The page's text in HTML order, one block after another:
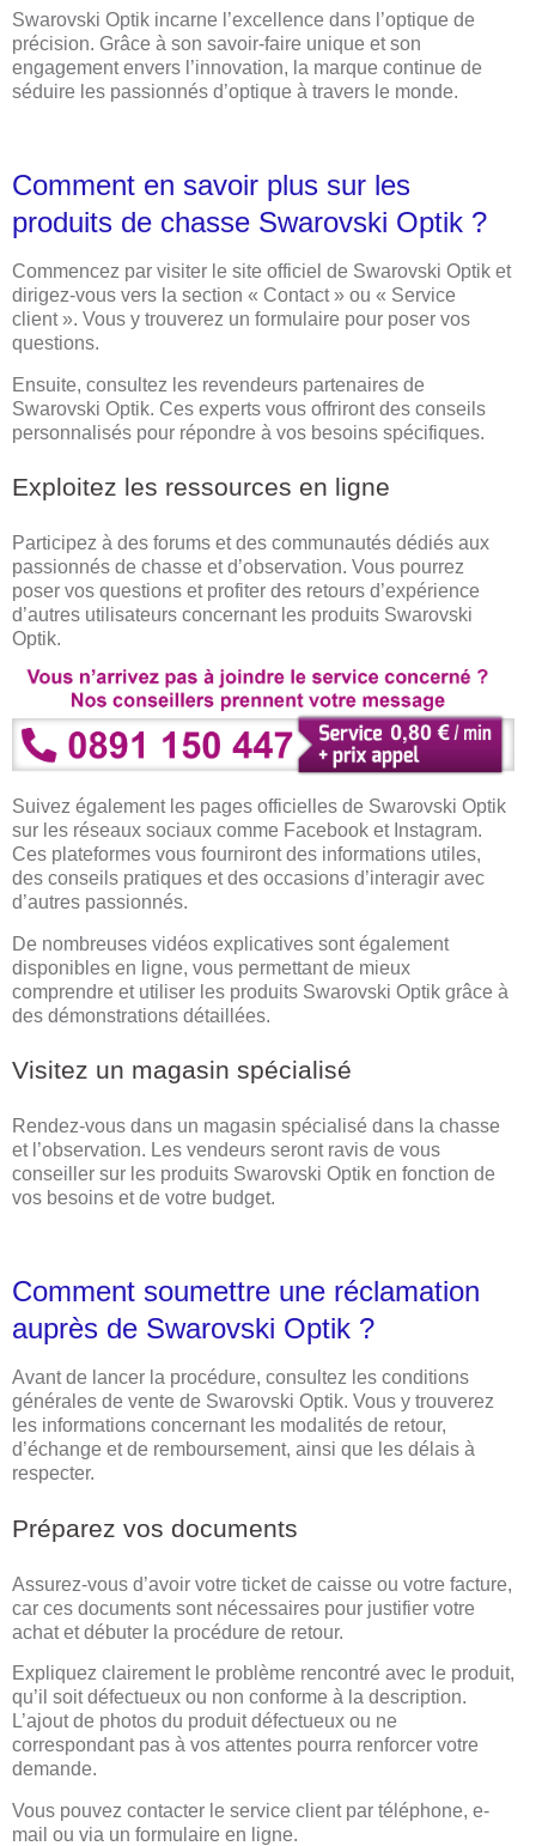
Swarovski Optik incarne l’excellence dans l’optique de
précision. Grâce à son savoir-faire unique et son
engagement envers l’innovation, la marque continue de
séduire les passionnés d’optique à travers le monde.
Comment en savoir plus sur les
produits de chasse Swarovski Optik ?
Commencez par visiter le site officiel de Swarovski Optik et
dirigez-vous vers la section « Contact » ou « Service
client ». Vous y trouverez un formulaire pour poser vos
questions.
Ensuite, consultez les revendeurs partenaires de
Swarovski Optik. Ces experts vous offriront des conseils
personnalisés pour répondre à vos besoins spécifiques.
Exploitez les ressources en ligne
Participez à des forums et des communautés dédiés aux
passionnés de chasse et d’observation. Vous pourrez
poser vos questions et profiter des retours d’expérience
d’autres utilisateurs concernant les produits Swarovski
Optik.
Suivez également les pages officielles de Swarovski Optik
sur les réseaux sociaux comme Facebook et Instagram.
Ces plateformes vous fourniront des informations utiles,
des conseils pratiques et des occasions d’interagir avec
d’autres passionnés.
De nombreuses vidéos explicatives sont également
disponibles en ligne, vous permettant de mieux
comprendre et utiliser les produits Swarovski Optik grâce à
des démonstrations détaillées.
Visitez un magasin spécialisé
Rendez-vous dans un magasin spécialisé dans la chasse
et l’observation. Les vendeurs seront ravis de vous
conseiller sur les produits Swarovski Optik en fonction de
vos besoins et de votre budget.
Comment soumettre une réclamation
auprès de Swarovski Optik ?
Avant de lancer la procédure, consultez les conditions
générales de vente de Swarovski Optik. Vous y trouverez
les informations concernant les modalités de retour,
d’échange et de remboursement, ainsi que les délais à
respecter.
Préparez vos documents
Assurez-vous d’avoir votre ticket de caisse ou votre facture,
car ces documents sont nécessaires pour justifier votre
achat et débuter la procédure de retour.
Expliquez clairement le problème rencontré avec le produit,
qu’il soit défectueux ou non conforme à la description.
L’ajout de photos du produit défectueux ou ne
correspondant pas à vos attentes pourra renforcer votre
demande.
Vous pouvez contacter le service client par téléphone, e-
mail ou via un formulaire en ligne.